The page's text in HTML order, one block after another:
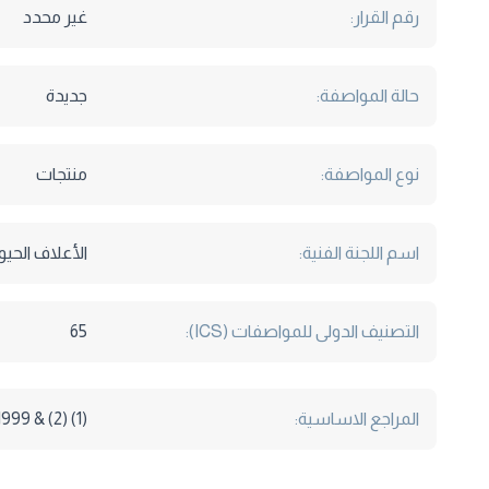
رقم القرار: غير محدد
حالة المواصفة: جديدة
نوع المواصفة: منتجات
اسم اللجنة الفنية: الأعلاف
التصنيف الدولى للمواصفات (ICS): 65
المراجع الاساسية: (1) Nutrient Requirement (NRC) : 1999 & (2) مجلس الحبوب الأمريكى -اعلاف الاسماك